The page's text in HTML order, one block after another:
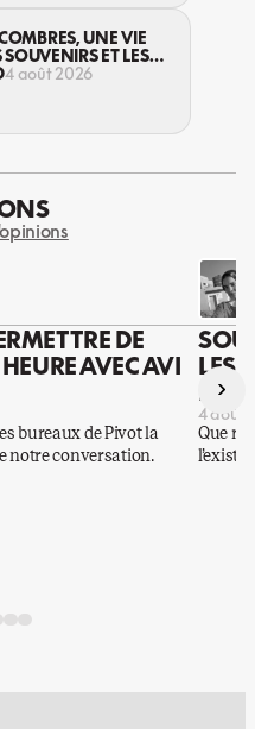
UNE VIE
SOUVENIRS ET LES
DES HABITANT·ES
4 août 2026
DE
AVEC AVI
bureaux de Pivot la
notre conversation.
LES
DES
4 août
Que
›